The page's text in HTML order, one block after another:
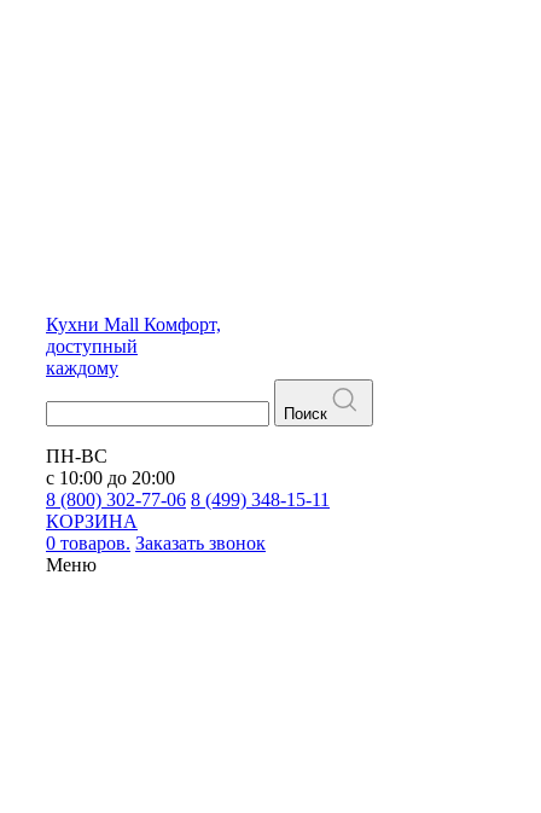
Кухни Mall Комфорт,
доступный
каждому
Поиск
ПН-ВС
с 10:00 до 20:00
8 (800) 302-77-06 8 (499) 348-15-11
КОРЗИНА
0 товаров. Заказать звонок
Меню